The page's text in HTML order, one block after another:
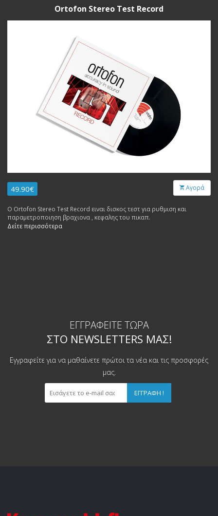
Ortofon Stereo Test Record
49.90€ Αγορά
Ο Ortofon Stereo Test Record ειναι δισκος τεστ για ρυθμιση και
παραμετροποιηση βραχιονα , κεφαλης του πικαπ.
Δείτε περισσότερα
ΕΓΓΡΑΦΕΊΤΕ ΤΏΡΑ
ΣΤΟ NEWSLETTERS ΜΑΣ!
Εγγραφείτε για να μαθαίνετε πρώτοι τα νέα και τις προσφορές
μας.
ΕΓΓΡΑΦΉ !